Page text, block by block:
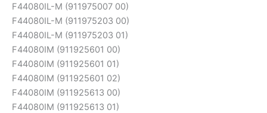
F44080IL-M (911975007 00)
F44080IL-M (911975203 00)
F44080IL-M (911975203 01)
F44080IM (911925601 00)
F44080IM (911925601 01)
F44080IM (911925601 02)
F44080IM (911925613 00)
F44080IM (911925613 01)